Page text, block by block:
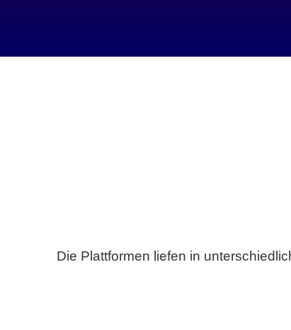
Die Plattformen liefen in